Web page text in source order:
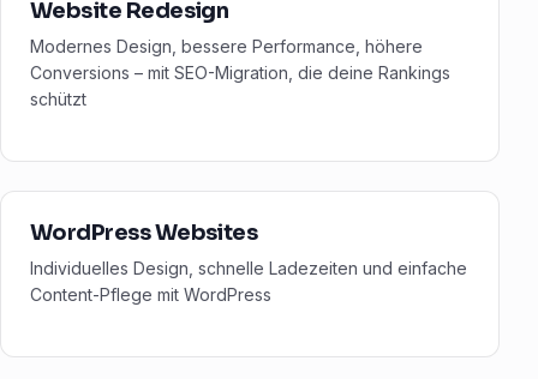
Website Redesign
Modernes Design, bessere Performance, höhere
Conversions – mit SEO-Migration, die deine Rankings
schützt
WordPress Websites
Individuelles Design, schnelle Ladezeiten und einfache
Content-Pflege mit WordPress